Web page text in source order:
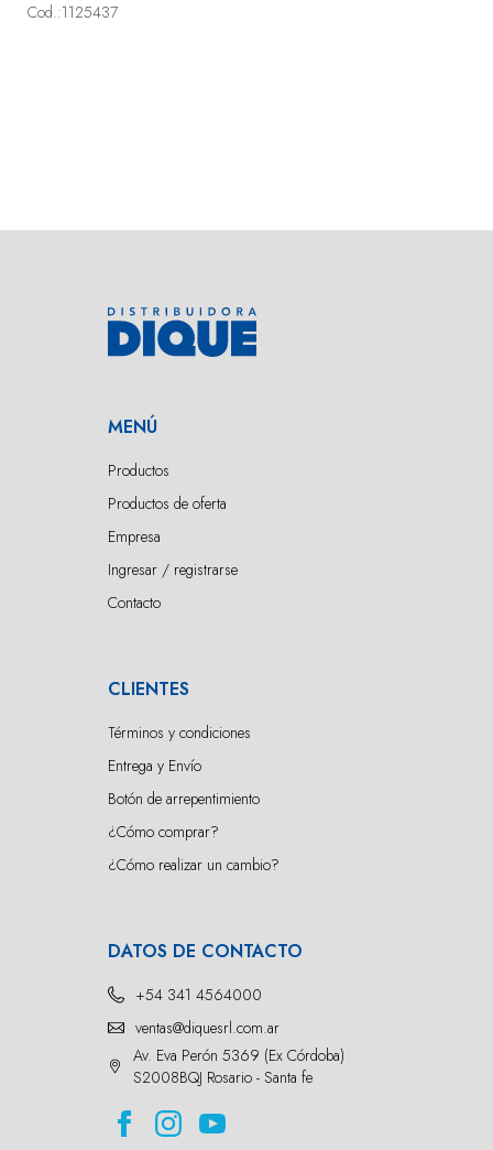
Cod.:1125437
MENÚ
Productos
Productos de oferta
Empresa
Ingresar / registrarse
Contacto
CLIENTES
Términos y condiciones
Entrega y Envío
Botón de arrepentimiento
¿Cómo comprar?
¿Cómo realizar un cambio?
DATOS DE CONTACTO
+54 341 4564000
ventas@diquesrl.com.ar
Av. Eva Perón 5369 (Ex Córdoba)
S2008BQJ Rosario - Santa fe